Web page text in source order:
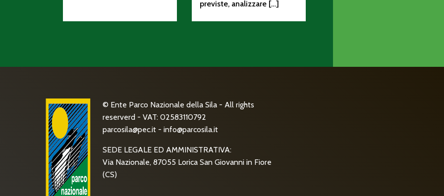
previste, analizzare […]
© Ente Parco Nazionale della Sila - All rights
reserverd - VAT: 02583110792
parcosila@pec.it - info@parcosila.it
SEDE LEGALE ED AMMINISTRATIVA:
Via Nazionale, 87055 Lorica San Giovanni in Fiore
(CS)